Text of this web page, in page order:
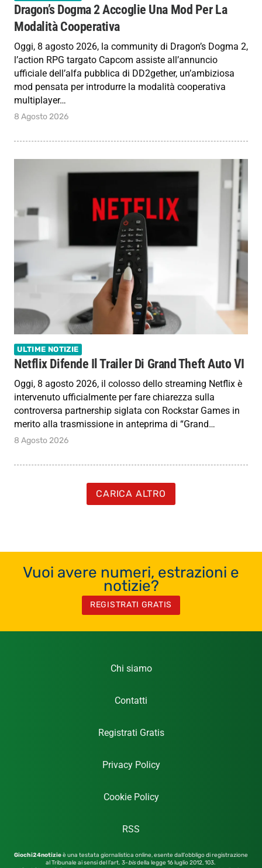
Dragon’s Dogma 2 Accoglie Una Mod Per La
Modalità Cooperativa
Oggi, 8 agosto 2026, la community di Dragon’s Dogma 2,
l’action RPG targato Capcom assiste all’annuncio
ufficiale dell’alfa pubblica di DD2gether, un’ambiziosa
mod pensata per introdurre la modalità cooperativa
multiplayer…
8 Agosto 2026
ULTIME NOTIZIE
Netflix Difende Il Trailer Di Grand Theft Auto VI
Oggi, 8 agosto 2026, il colosso dello streaming Netflix è
intervenuto ufficialmente per fare chiarezza sulla
controversa partnership siglata con Rockstar Games in
merito alla trasmissione in anteprima di “Grand…
8 Agosto 2026
CARICA ALTRO
Vuoi avere numeri, estrazioni e
notizie?
REGISTRATI GRATIS
Chi siamo
Contatti
Registrati Gratis
Privacy Policy
Cookie Policy
RSS
Giochi24notizieè una testata giornalistica online, esente dall’obbligo di registrazione
al Tribunale ai sensi del l’art. 3-bisdella legge 16 luglio 2012,103.